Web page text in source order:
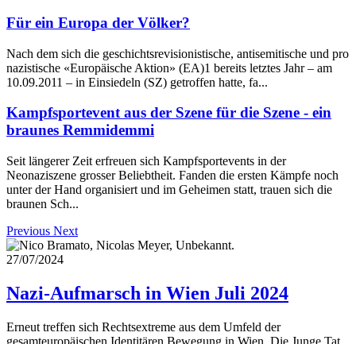
Für ein Europa der Völker?
Nach dem sich die geschichtsrevisionistische, antisemitische und pro
nazistische «Europäische Aktion» (EA)1 bereits letztes Jahr – am
10.09.2011 – in Einsiedeln (SZ) getroffen hatte, fa...
Kampfsportevent aus der Szene für die Szene - ein
braunes Remmidemmi
Seit längerer Zeit erfreuen sich Kampfsportevents in der
Neonaziszene grosser Beliebtheit. Fanden die ersten Kämpfe noch
unter der Hand organisiert und im Geheimen statt, trauen sich die
braunen Sch...
Previous Next
27/07/2024
Nazi-Aufmarsch in Wien Juli 2024
Erneut treffen sich Rechtsextreme aus dem Umfeld der
gesamteuropäischen Identitären Bewegung in Wien. Die Junge Tat